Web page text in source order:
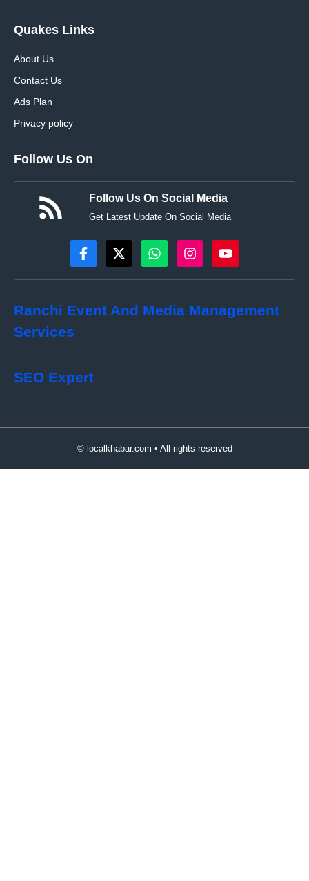
Quakes Links
About Us
Contact Us
Ads Plan
Privacy policy
Follow Us On
Follow Us On Social Media
Get Latest Update On Social Media
Ranchi Event And Media Management
Services
SEO Expert
© localkhabar.com • All rights reserved